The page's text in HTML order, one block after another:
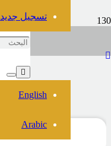
تسجيل جديد
English
Arabic